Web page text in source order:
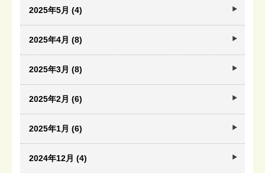
2025年5月 (4)
2025年4月 (8)
2025年3月 (8)
2025年2月 (6)
2025年1月 (6)
2024年12月 (4)